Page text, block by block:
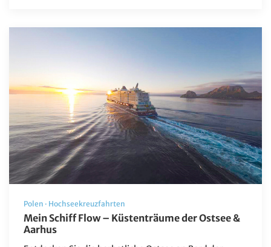
Polen · Hochseekreuzfahrten
Mein Schiff Flow – Küstenträume der Ostsee &
Aarhus